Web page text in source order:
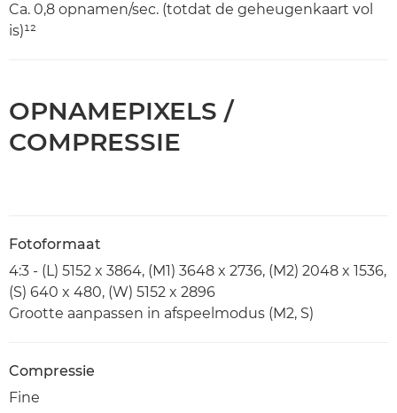
Ca. 0,8 opnamen/sec. (totdat de geheugenkaart vol
is)¹²
OPNAMEPIXELS /
COMPRESSIE
Fotoformaat
4:3 - (L) 5152 x 3864, (M1) 3648 x 2736, (M2) 2048 x 1536,
(S) 640 x 480, (W) 5152 x 2896
Grootte aanpassen in afspeelmodus (M2, S)
Compressie
Fine